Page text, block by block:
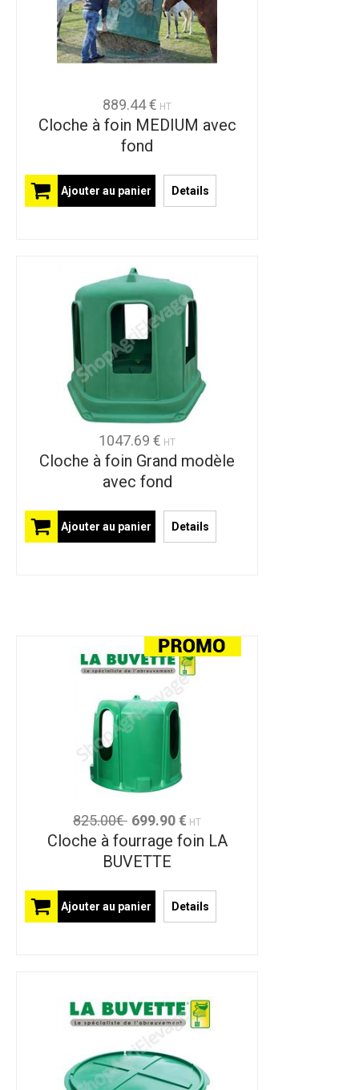
889.44 € HT
Cloche à foin MEDIUM avec
fond
Ajouter au panier Details
1047.69 € HT
Cloche à foin Grand modèle
avec fond
Ajouter au panier Details
825.00€ 699.90 € HT
Cloche à fourrage foin LA
BUVETTE
Ajouter au panier Details